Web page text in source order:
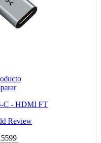
C - HDMI FT
Review